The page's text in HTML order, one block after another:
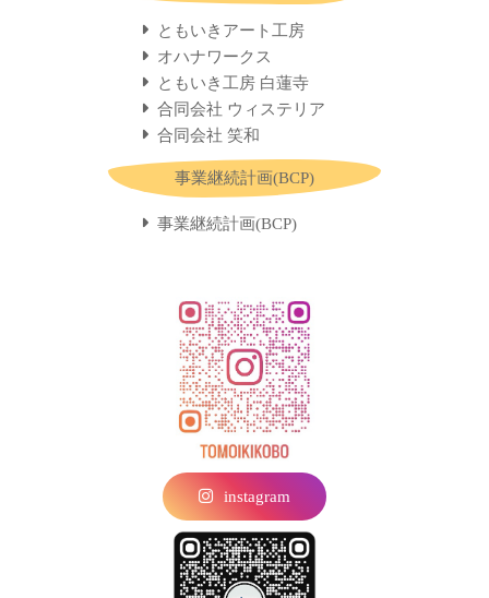
ともいきアート工房
オハナワークス
ともいき工房 白蓮寺
合同会社 ウィステリア
合同会社 笑和
事業継続計画(BCP)
事業継続計画(BCP)
instagram